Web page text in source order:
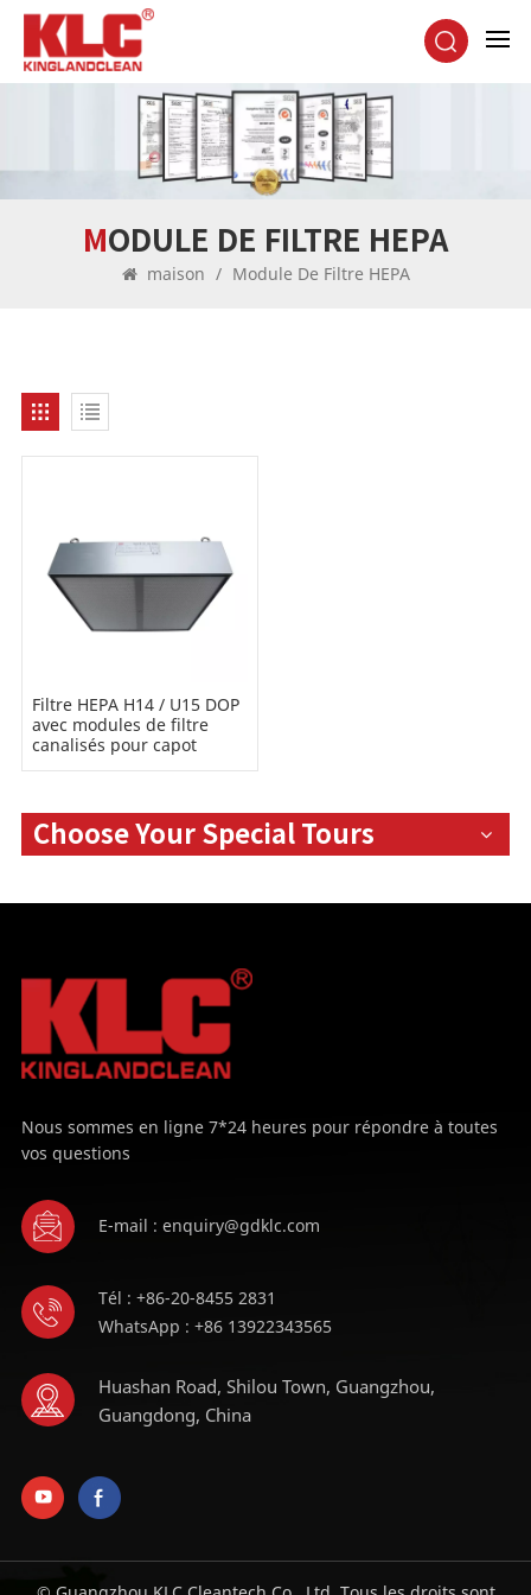
MODULE DE FILTRE HEPA
maison / Module De Filtre HEPA
Filtre HEPA H14 / U15 DOP
avec modules de filtre
canalisés pour capot
Choose Your Special Tours
Nous sommes en ligne 7*24 heures pour répondre à toutes
vos questions
E-mail : enquiry@gdklc.com
Tél : +86-20-8455 2831
WhatsApp : +86 13922343565
Huashan Road, Shilou Town, Guangzhou,
Guangdong, China